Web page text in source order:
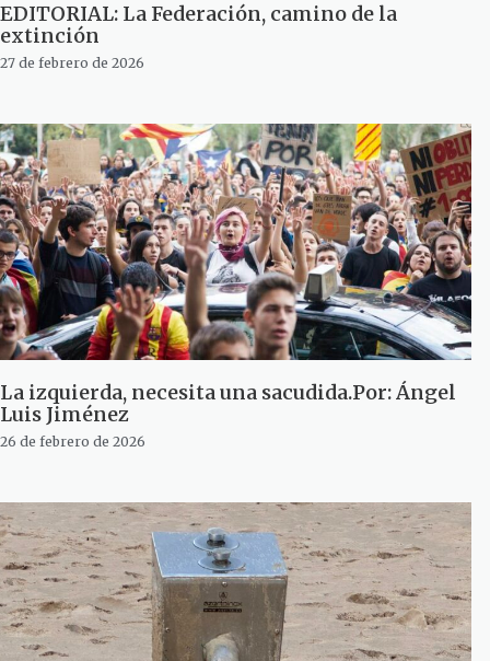
EDITORIAL: La Federación, camino de la
extinción
27 de febrero de 2026
La izquierda, necesita una sacudida.Por: Ángel
Luis Jiménez
26 de febrero de 2026